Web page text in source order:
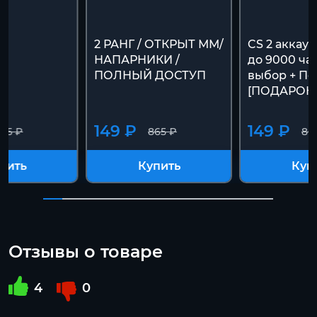
₽
2 РАНГ / ОТКРЫТ ММ/
НАПАРНИКИ /
ПОЛНЫЙ ДОСТУП
865 ₽
149 ₽
Купить
CS 2
до 9000
выбор +
[ПОДАРОК]
149 ₽
Отзывы о товаре
4 0